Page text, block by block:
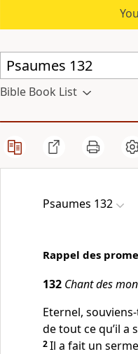
Bible Book List
Psaumes 132
Rappel des
132 Chant des
Eternel,
de tout ce qu’il a
2Il a fait un